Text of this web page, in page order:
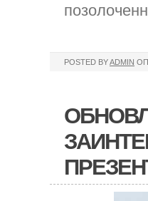
POSTED BYADMIN